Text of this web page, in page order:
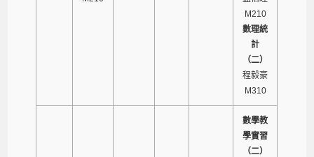
M210
數理統
計
（二）
程毅豪
M310
數學教
學實習
（二）